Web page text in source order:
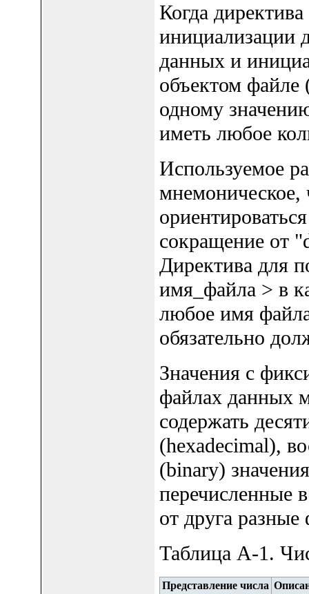
Когда
инициализации
данных и
объектом
одному
иметь любое
Используемое
мнемоническое,
сокращение от
Директива для
имя_файла > в
любое имя
обязательно
Значения с
файлах данных
содержать
(hexadecimal),
(binary)
перечисленные
от друга
Таблица A-1.
Представление числа